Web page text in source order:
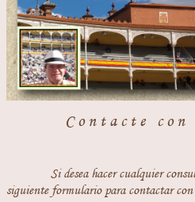
Contacte
Si desea hacer cualquier
siguiente formulario para contactar